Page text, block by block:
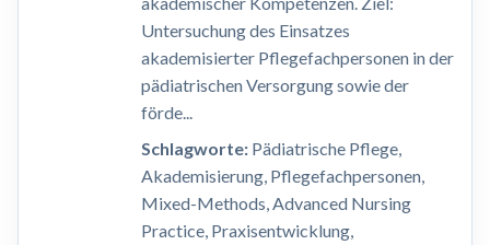
Untersuchung des Einsatzes
akademisierter Pflegefachpersonen in der
pädiatrischen Versorgung sowie der
förde...
Schlagworte:Pädiatrische Pflege,
Akademisierung, Pflegefachpersonen,
Mixed-Methods, Advanced Nursing
Practice, Praxisentwicklung,